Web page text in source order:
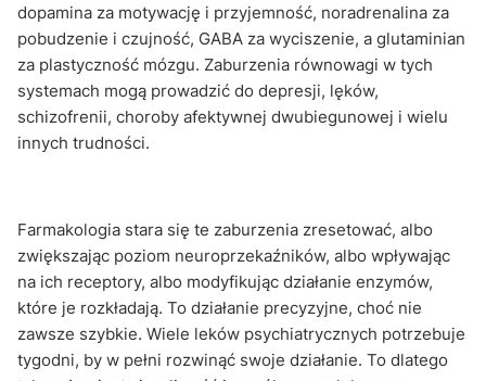
dopamina za motywację i przyjemność, noradrenalina za
pobudzenie i czujność, GABA za wyciszenie, a glutaminian
za plastyczność mózgu. Zaburzenia równowagi w tych
systemach mogą prowadzić do depresji, lęków,
schizofrenii, choroby afektywnej dwubiegunowej i wielu
innych trudności.
Farmakologia stara się te zaburzenia zresetować, albo
zwiększając poziom neuroprzekaźników, albo wpływając
na ich receptory, albo modyfikując działanie enzymów,
które je rozkładają. To działanie precyzyjne, choć nie
zawsze szybkie. Wiele leków psychiatrycznych potrzebuje
tygodni, by w pełni rozwinąć swoje działanie. To dlatego